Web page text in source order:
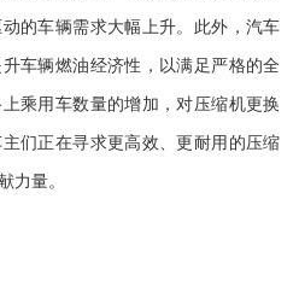
的车辆需求大幅上升。此外，汽车
车辆燃油经济性，以满足严格的全
乘用车数量的增加，对压缩机更换
们正在寻求更高效、更耐用的压缩
力量。